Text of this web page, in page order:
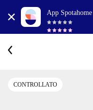
App Spotahome
CONTROLLATO